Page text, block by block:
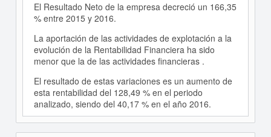
El Resultado Neto de la empresa decreció un 166,35
% entre 2015 y 2016.
La aportación de las actividades de explotación a la
evolución de la Rentabilidad Financiera ha sido
menor que la de las actividades financieras .
El resultado de estas variaciones es un aumento de
esta rentabilidad del 128,49 % en el periodo
analizado, siendo del 40,17 % en el año 2016.